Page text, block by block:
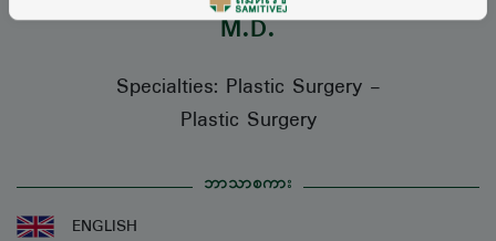
M.D.
Specialties: Plastic Surgery-
Plastic Surgery
ဘာသာစကား
ENGLISH